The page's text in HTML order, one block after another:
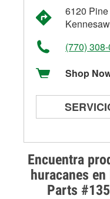
Encuentra
huracanes en
Parts
6120
(770)
Shop
Prueba
Revisión